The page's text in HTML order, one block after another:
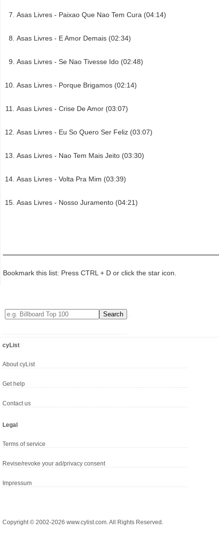
Asas Livres - Paixao Que Nao Tem Cura (04:14)
Asas Livres - E Amor Demais (02:34)
Asas Livres - Se Nao Tivesse Ido (02:48)
Asas Livres - Porque Brigamos (02:14)
Asas Livres - Crise De Amor (03:07)
Asas Livres - Eu So Quero Ser Feliz (03:07)
Asas Livres - Nao Tem Mais Jeito (03:30)
Asas Livres - Volta Pra Mim (03:39)
Asas Livres - Nosso Juramento (04:21)
Bookmark this list: Press CTRL + D or click the star icon.
cyList
About cyList
Get help
Contact us
Legal
Terms of service
Revise/revoke your ad/privacy consent
Impressum
Copyright © 2002-2026 www.cylist.com. All Rights Reserved.